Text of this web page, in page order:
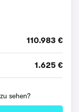
110.983 €
1.625 €
sehen?